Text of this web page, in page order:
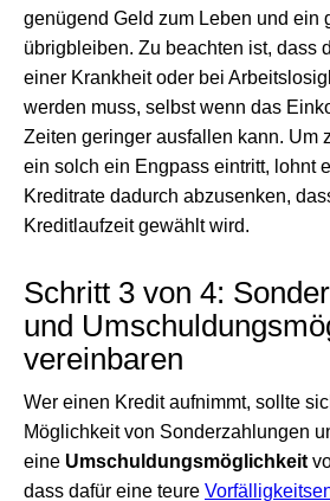
genügend Geld zum Leben und ein
übrigbleiben. Zu beachten ist, dass
einer Krankheit oder bei
werden muss, selbst wenn das
Zeiten geringer ausfallen kann. Um
ein solch ein Engpass eintritt, lohnt
Kreditrate dadurch abzusenken,
Kreditlaufzeit gewählt wird.
Schritt 3 von 4:
und
vereinbaren
Wer einen Kredit aufnimmt, sollte
Möglichkeit von Sonderzahlungen
eine Umschuldungsmöglichkeit
dass dafür eine teure